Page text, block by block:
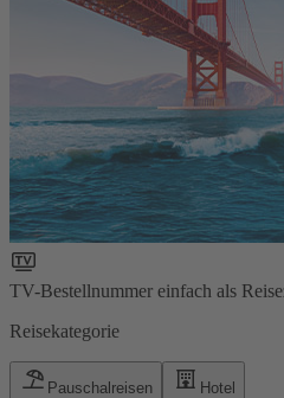
TV-Bestellnummer einfach als
Reisekategorie
Pauschalreisen Hotel